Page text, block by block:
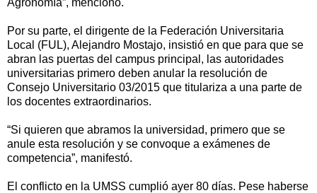
Por su parte, el dirigente de la Federación Universitaria
Local (FUL), Alejandro Mostajo, insistió en que para que se
abran las puertas del campus principal, las autoridades
universitarias primero deben anular la resolución de
Consejo Universitario 03/2015 que titulariza a una parte de
los docentes extraordinarios.
“Si quieren que abramos la universidad, primero que se
anule esta resolución y se convoque a exámenes de
competencia”, manifestó.
El conflicto en la UMSS cumplió ayer 80 días. Pese haberse